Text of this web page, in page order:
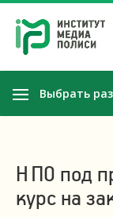
Выбрать
НПО под
курс на